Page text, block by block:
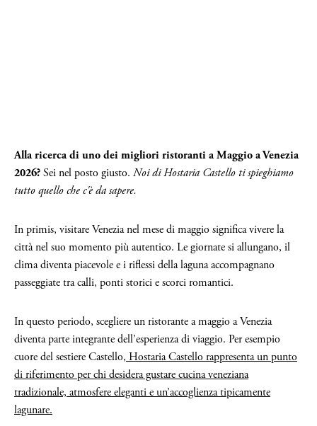
Alla ricerca di uno dei migliori ristoranti a Maggio a Venezia
2026?Sei nel posto giusto. Noi di Hostaria Castello ti spieghiamo
tutto quello che c'è da sapere.
In primis, visitare Venezia nel mese di maggio significa vivere la
città nel suo momento più autentico. Le giornate si allungano, il
clima diventa piacevole e i riflessi della laguna accompagnano
passeggiate tra calli, ponti storici e scorci romantici.
In questo periodo, scegliere un ristorante a maggio a Venezia
diventa parte integrante dell’esperienza di viaggio. Per esempio
cuore del sestiere Castello,Hostaria Castello rappresenta un punto
di riferimento per chi desidera gustare cucina veneziana
tradizionale, atmosfere eleganti e un’accoglienza tipicamente
lagunare.